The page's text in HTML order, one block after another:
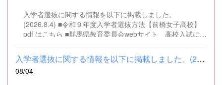
入学者選抜に関する情報を以下に掲載しました。
(2026.8.4) ■令和９年度入学者選抜方法【前橋女子高校】
pdf はこちら ■群馬県教育委員会webサイト 高校入試に関
するページはこちら
入学者選抜に関する情報を以下に掲載しました。(2026.8.4) ■令和...
08/04